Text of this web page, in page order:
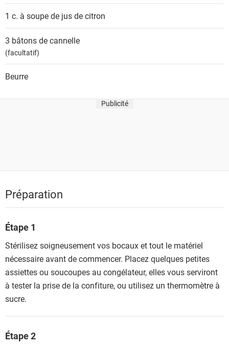
1 c. à soupe de jus de citron
3 bâtons de cannelle
(facultatif)
Beurre
Publicité
Préparation
Étape 1
Stérilisez soigneusement vos bocaux et tout le matériel
nécessaire avant de commencer. Placez quelques petites
assiettes ou soucoupes au congélateur, elles vous serviront
à tester la prise de la confiture, ou utilisez un thermomètre à
sucre.
Étape 2